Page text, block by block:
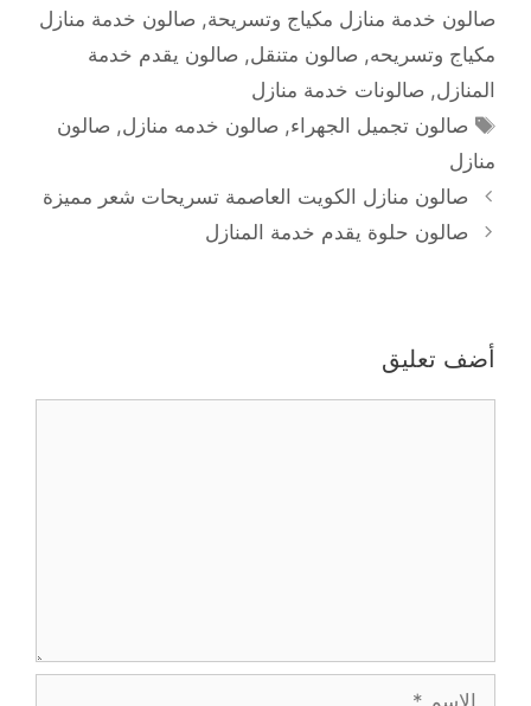
صالون خدمة منازل مكياج وتسريحة, صالون خدمة منازل
مكياج وتسريحه, صالون متنقل, صالون يقدم خدمة
المنازل, صالونات خدمة منازل
الوسوم
صالون تجميل الجهراء, صالون خدمه منازل, صالون
منازل
صالون منازل الكويت العاصمة تسريحات شعر مميزة
صالون حلوة يقدم خدمة المنازل
أضف تعليق
الاسم